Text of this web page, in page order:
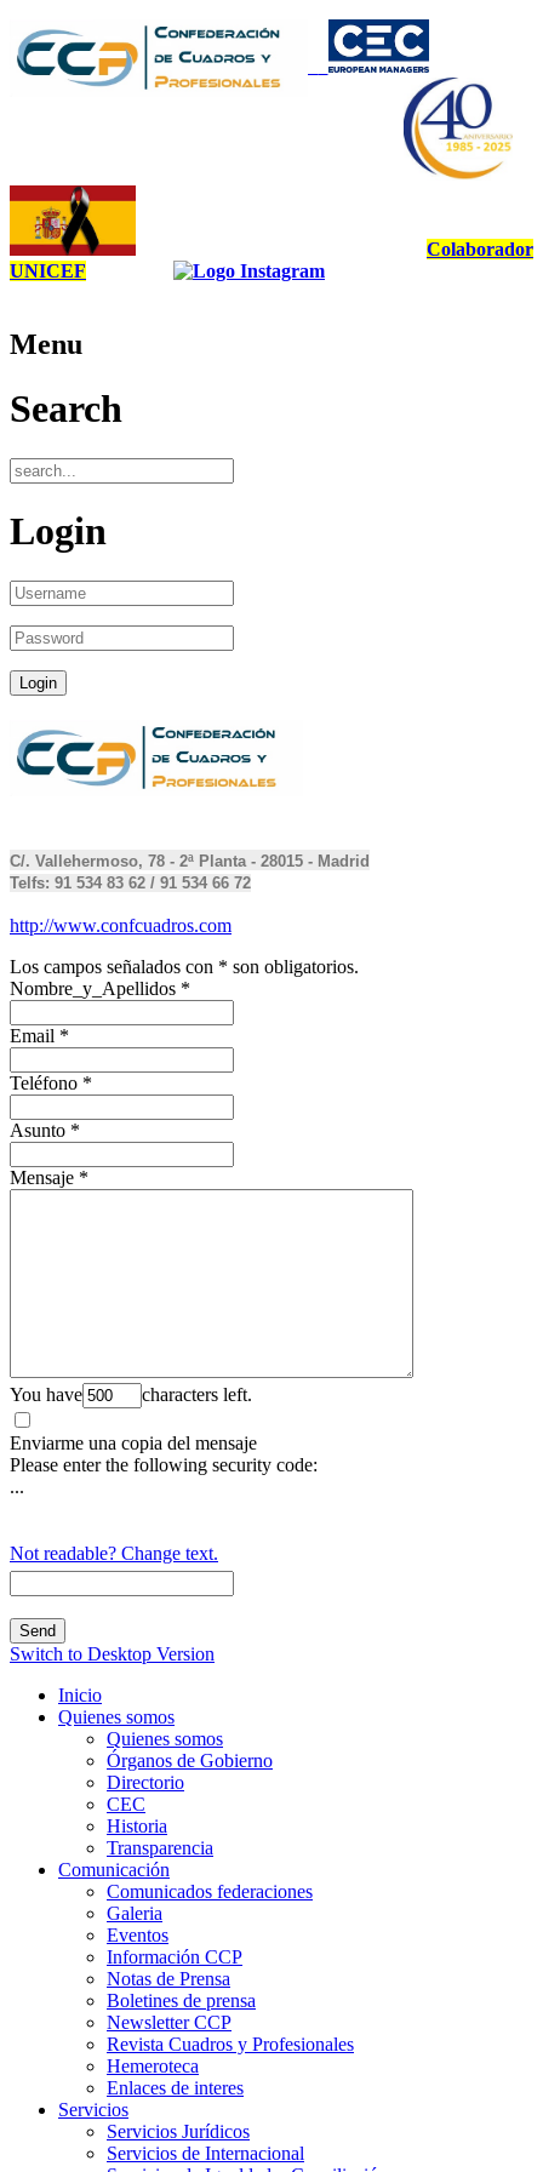
Colaborador
UNICEF
Menu
Search
Login
C/. Vallehermoso, 78 - 2ª Planta - 28015 - Madrid
Telfs: 91 534 83 62 / 91 534 66 72
http://www.confcuadros.com
Los campos señalados con * son obligatorios.
Nombre_y_Apellidos *
Email *
Teléfono *
Asunto *
Mensaje *
You have characters left.
Enviarme una copia del mensaje
Please enter the following security code:
...
Not readable? Change text.
Switch to Desktop Version
Inicio
Quienes somos
Quienes somos
Órganos de Gobierno
Directorio
CEC
Historia
Transparencia
Comunicación
Comunicados federaciones
Galeria
Eventos
Información CCP
Notas de Prensa
Boletines de prensa
Newsletter CCP
Revista Cuadros y Profesionales
Hemeroteca
Enlaces de interes
Servicios
Servicios Jurídicos
Servicios de Internacional